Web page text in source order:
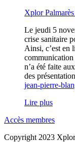
Xplor
Le jeudi 5
crise sanitaire
Ainsi, c’est en
communication
n’a été faite
des
jean-pierre-
Lire plus
Accès membres
Copyright 2023